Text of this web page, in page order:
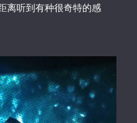
离听到有种很奇特的感